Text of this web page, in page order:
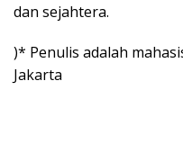
dan sejahtera.
)* Penulis adalah
Jakarta